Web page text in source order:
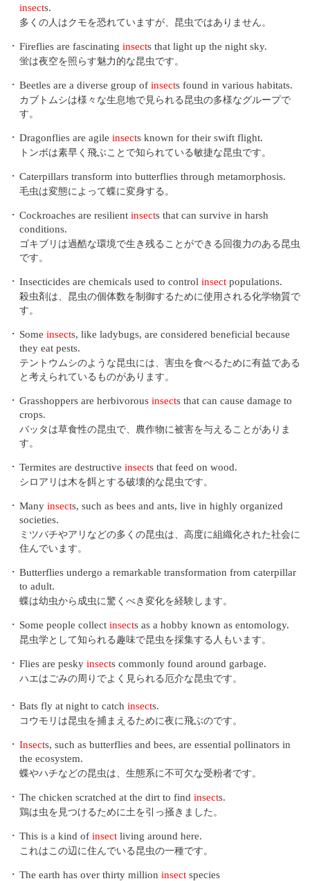
insects.
多くの人はクモを恐れていますが、昆虫ではありません。
・ Fireflies are fascinating insects that light up the night sky.
蛍は夜空を照らす魅力的な昆虫です。
・ Beetles are a diverse group of insects found in various habitats.
カブトムシは様々な生息地で見られる昆虫の多様なグループで
す。
・ Dragonflies are agile insects known for their swift flight.
トンボは素早く飛ぶことで知られている敏捷な昆虫です。
・ Caterpillars transform into butterflies through metamorphosis.
毛虫は変態によって蝶に変身する。
・ Cockroaches are resilient insects that can survive in harsh
conditions.
ゴキブリは過酷な環境で生き残ることができる回復力のある昆虫
です。
・ Insecticides are chemicals used to control insect populations.
殺虫剤は、昆虫の個体数を制御するために使用される化学物質で
す。
・ Some insects, like ladybugs, are considered beneficial because
they eat pests.
テントウムシのような昆虫には、害虫を食べるために有益である
と考えられているものがあります。
・ Grasshoppers are herbivorous insects that can cause damage to
crops.
バッタは草食性の昆虫で、農作物に被害を与えることがありま
す。
・ Termites are destructive insects that feed on wood.
シロアリは木を餌とする破壊的な昆虫です。
・ Many insects, such as bees and ants, live in highly organized
societies.
ミツバチやアリなどの多くの昆虫は、高度に組織化された社会に
住んでいます。
・ Butterflies undergo a remarkable transformation from caterpillar
to adult.
蝶は幼虫から成虫に驚くべき変化を経験します。
・ Some people collect insects as a hobby known as entomology.
昆虫学として知られる趣味で昆虫を採集する人もいます。
・ Flies are pesky insects commonly found around garbage.
ハエはごみの周りでよく見られる厄介な昆虫です。
・ Bats fly at night to catch insects.
コウモリは昆虫を捕まえるために夜に飛ぶのです。
・ Insects, such as butterflies and bees, are essential pollinators in
the ecosystem.
蝶やハチなどの昆虫は、生態系に不可欠な受粉者です。
・ The chicken scratched at the dirt to find insects.
鶏は虫を見つけるために土を引っ掻きました。
・ This is a kind of insect living around here.
これはこの辺に住んでいる昆虫の一種です。
・ The earth has over thirty million insect species